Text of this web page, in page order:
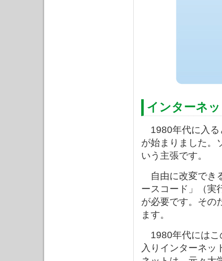
インターネ
1980年代に入る
が始まりました。
いう主張です。
自由に改変でき
ースコード」（実
が必要です。その
ます。
1980年代にはこ
入りインターネッ